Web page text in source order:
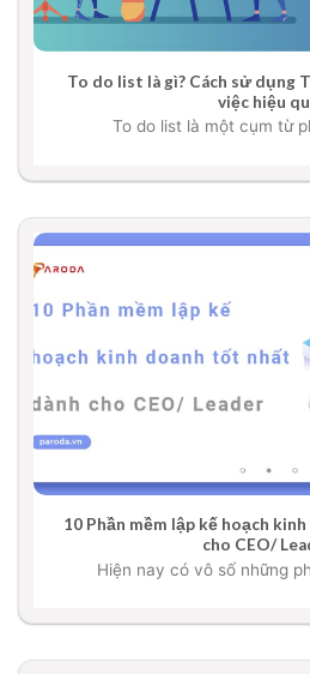
To do list là gì? Cách sử dụng
việc hiệu
To do list là một cụm từ
10 Phần mềm lập kế hoạch
cho CEO/
Hiện nay có vô số những